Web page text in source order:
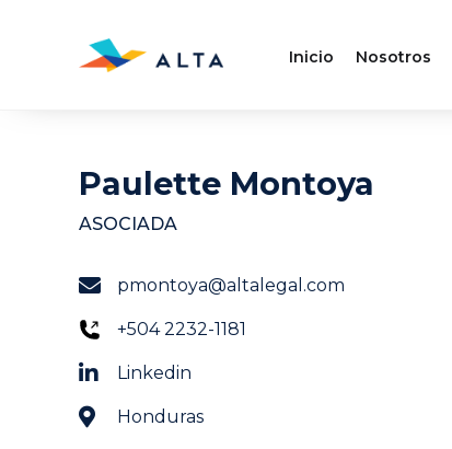
Inicio Nosotros
Paulette Montoya
ASOCIADA
pmontoya@altalegal.com
+504 2232-1181
Linkedin
Honduras